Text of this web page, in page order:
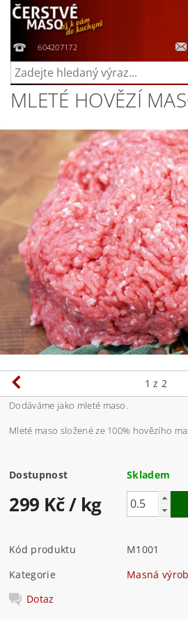
604207172
MLETÉ HOVĚZÍ
1 z 2
Dodáváme jako mleté maso.
Mleté maso složené ze 100% hovězího
Dostupnost Skladem
299 Kč/ kg
Kód produktu
M1001
Kategorie
Masná
Dotaz